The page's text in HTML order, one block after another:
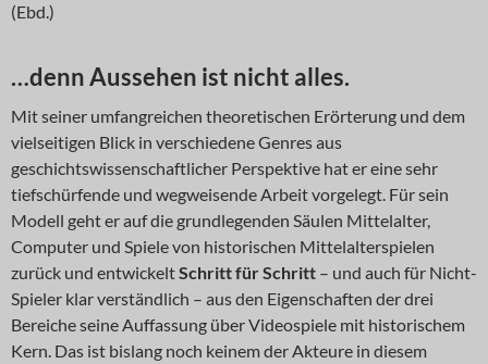
(Ebd.)
…denn Aussehen ist nicht alles.
Mit seiner umfangreichen theoretischen Erörterung und dem
vielseitigen Blick in verschiedene Genres aus
geschichtswissenschaftlicher Perspektive hat er eine sehr
tiefschürfende und wegweisende Arbeit vorgelegt. Für sein
Modell geht er auf die grundlegenden Säulen Mittelalter,
Computer und Spiele von historischen Mittelalterspielen
zurück und entwickeltSchritt für Schritt – und auch für Nicht-
Spieler klar verständlich – aus den Eigenschaften der drei
Bereiche seine Auffassung über Videospiele mit historischem
Kern. Das ist bislang noch keinem der Akteure in diesem